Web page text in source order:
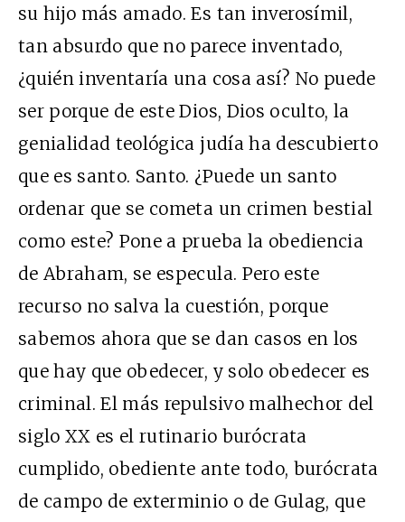
su hijo más amado. Es tan inverosímil,
tan absurdo que no parece inventado,
¿quién inventaría una cosa así? No puede
ser porque de este Dios, Dios oculto, la
genialidad teológica judía ha descubierto
que es santo. Santo. ¿Puede un santo
ordenar que se cometa un crimen bestial
como este? Pone a prueba la obediencia
de Abraham, se especula. Pero este
recurso no salva la cuestión, porque
sabemos ahora que se dan casos en los
que hay que obedecer, y solo obedecer es
criminal. El más repulsivo malhechor del
siglo XX es el rutinario burócrata
cumplido, obediente ante todo, burócrata
de campo de exterminio o de Gulag, que